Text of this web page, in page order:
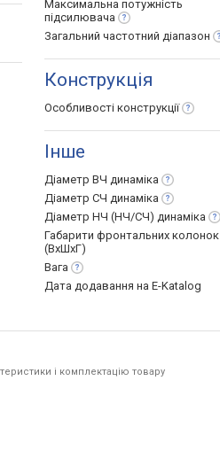
Максимальна потужність
підсилювача
Загальний частотний діапазон
Конструкція
Особливості конструкції
Інше
Діаметр ВЧ динаміка
Діаметр СЧ динаміка
Діаметр НЧ (НЧ/СЧ) динаміка
Габарити фронтальних колонок
(ВхШхГ)
Вага
Дата додавання на E-Katalog
і комплектацію товару